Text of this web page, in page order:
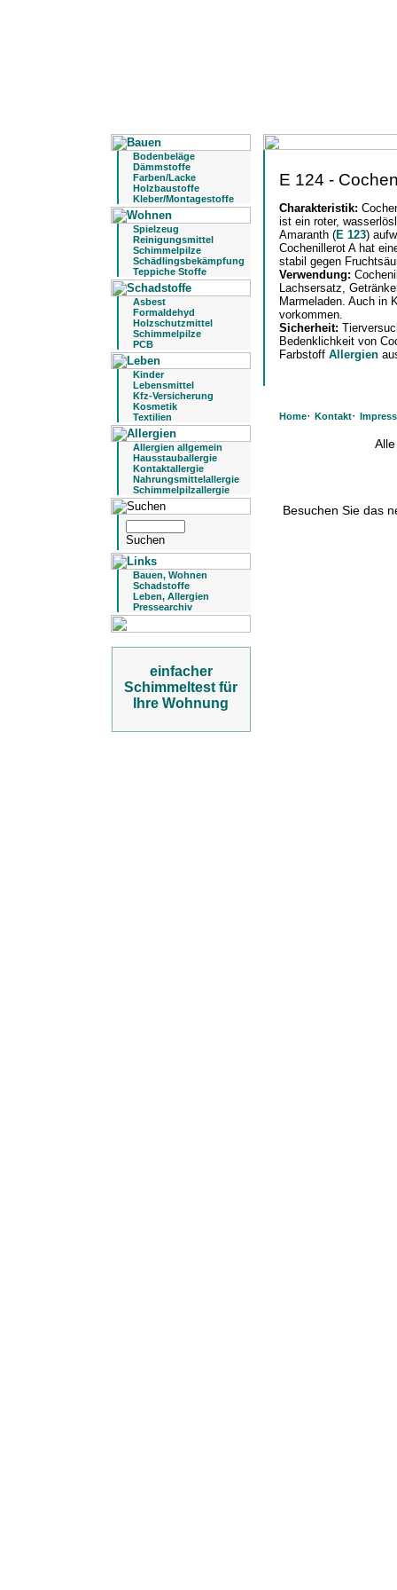
Bodenbeläge
Dämmstoffe
Farben/Lacke
Holzbaustoffe
Kleber/Montagestoffe
Spielzeug
Reinigungsmittel
Schimmelpilze
Schädlingsbekämpfung
Teppiche Stoffe
Asbest
Formaldehyd
Holzschutzmittel
Schimmelpilze
PCB
Kinder
Lebensmittel
Kfz-Versicherung
Kosmetik
Textilien
Allergien allgemein
Hausstauballergie
Kontaktallergie
Nahrungsmittelallergie
Schimmelpilzallergie
Bauen, Wohnen
Schadstoffe
Leben, Allergien
Pressearchiv
einfacher
Schimmeltest für
Ihre Wohnung
E 124 -
Charakteristik:
ist ein roter,
Amaranth (E 123)
Cochenillerot A hat
stabil gegen
Verwendung:
Lachsersatz,
Marmeladen. Auch in
vorkommen.
Sicherheit:
Bedenklichkeit von
Farbstoff Allergien
Home· Kontakt·
Besuchen Sie das